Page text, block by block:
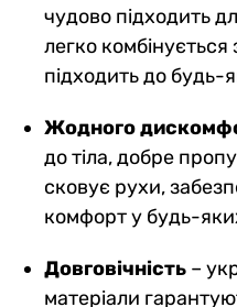
чудово підходить
легко
підходить до будь-
Жодного
до тіла, добре
сковує рухи,
комфорт у будь-
Довговічність –
матеріали